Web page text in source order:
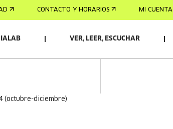
CONTACTO Y HORARIOS MI CUENTA
VER, LEER, ESCUCHAR
(octubre-diciembre)